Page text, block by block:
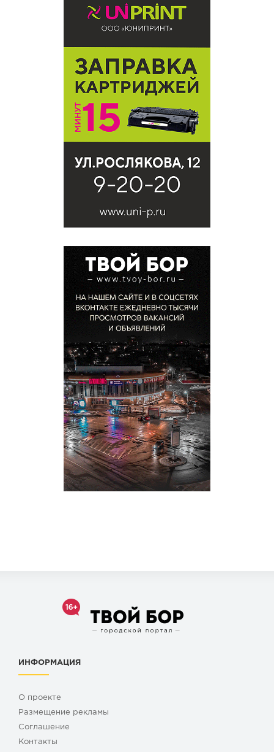
ИНФОРМАЦИЯ
О проекте
Размещение рекламы
Cоглашение
Контакты